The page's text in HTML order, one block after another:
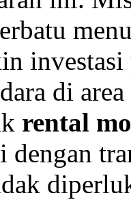
di
rental
dengan